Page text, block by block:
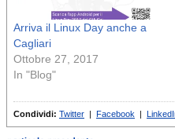
Arriva il Linux Day anche a
Cagliari
Ottobre 27, 2017
In "Blog"
Condividi: Twitter | Facebook |